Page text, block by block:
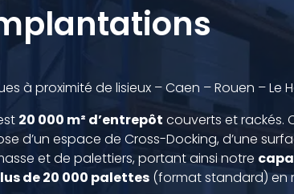
à proximité de lisieux – Caen – Rouen – Le
20 000 m² d’entrepôt couverts et rackés.
d’un espace de Cross-Docking, d’une
et de palettiers, portant ainsi notre
de 20 000 palettes (format standard) en